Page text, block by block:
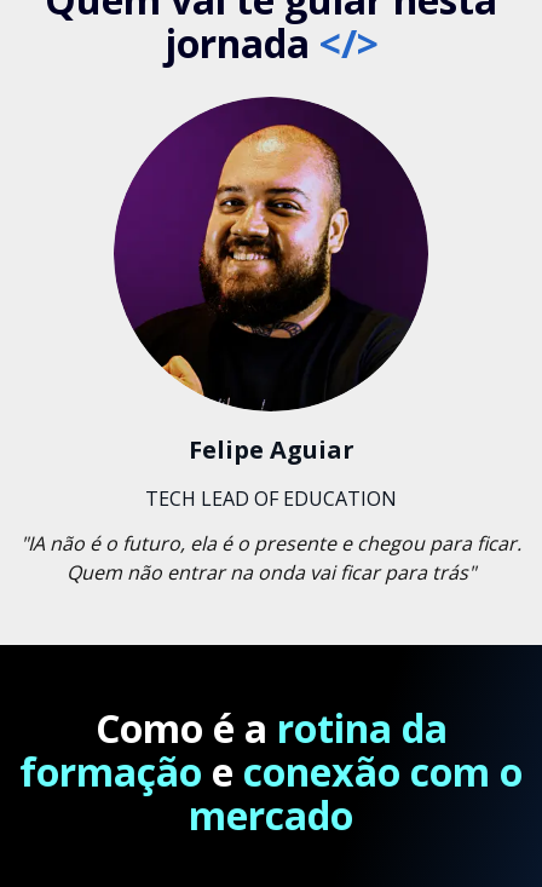
jornada </>
Felipe Aguiar
TECH LEAD OF EDUCATION
"IA não é o futuro, ela é o presente e chegou para ficar.
Quem não entrar na onda vai ficar para trás"
Como é a rotina da
formação e conexão com o
mercado